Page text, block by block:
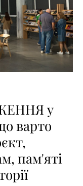
у
варто
пам'яті